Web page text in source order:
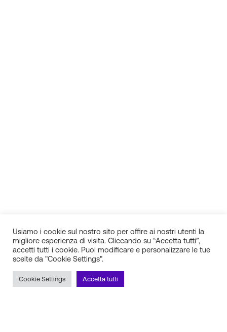
P.IVA 01688940608
Usiamo i cookie sul nostro sito per offire ai nostri utenti la
migliore esperienza di visita. Cliccando su “Accetta tutti”,
accetti tutti i cookie. Puoi modificare e personalizzare le tue
scelte da "Cookie Settings".
Cookie Settings Accetta tutti